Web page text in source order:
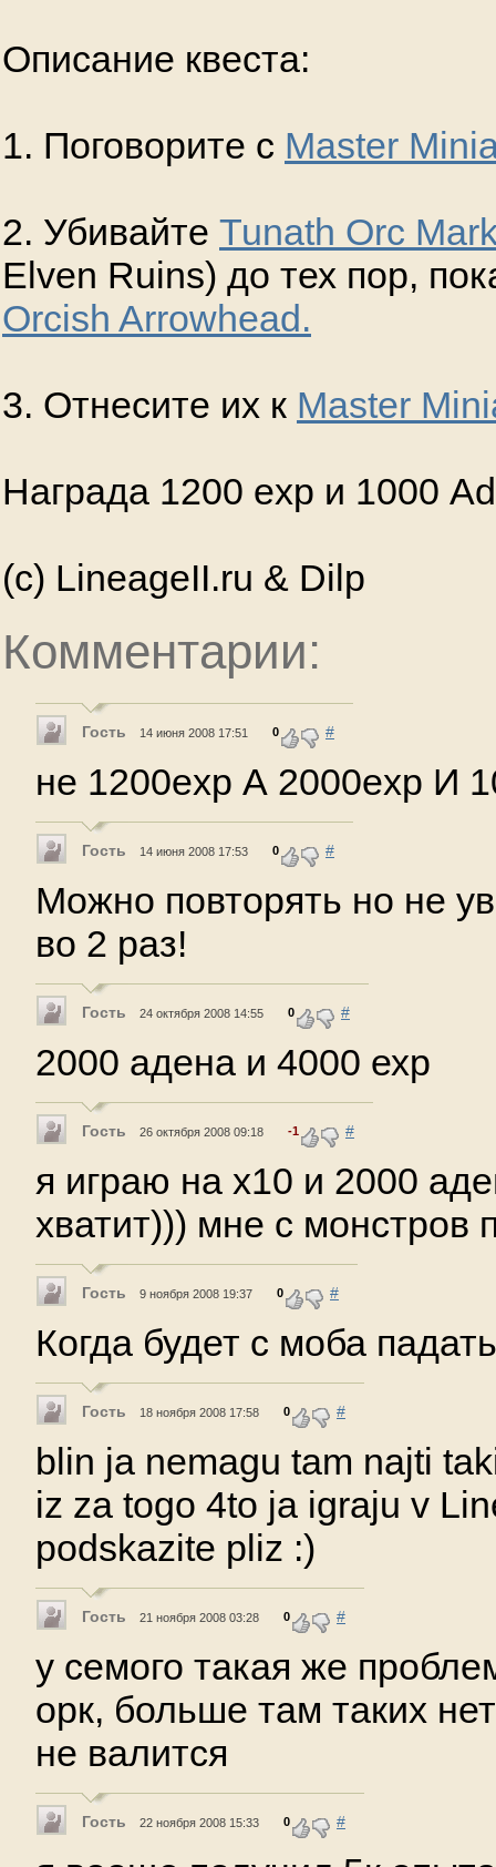
Описание квеста:
1. Поговорите с Master
2. Убивайте Tunath Orc
Elven Ruins) до тех пор,
Orcish Arrowhead.
3. Отнесите их к Master
Награда 1200 exp и 1000
(с) LineageII.ru & Dilp
Комментарии:
Гость 14 июня 2008 17:51 0 #
не 1200exp А 2000exp И
Гость 14 июня 2008 17:53 0 #
Можно повторять но не
во 2 раз!
Гость 24 октября 2008 14:55 0 #
2000 адена и 4000 ехр
Гость 26 октября 2008 09:18 -1 #
я играю на х10 и 2000
хватит))) мне с монстров
Гость 9 ноября 2008 19:37 0 #
Когда будет с моба
Гость 18 ноября 2008 17:58 0 #
blin ja nemagu tam najti
iz za togo 4to ja igraju v
podskazite pliz :)
Гость 21 ноября 2008 03:28 0 #
у семого такая же
орк, больше там таких
не валится
Гость 22 ноября 2008 15:33 0 #